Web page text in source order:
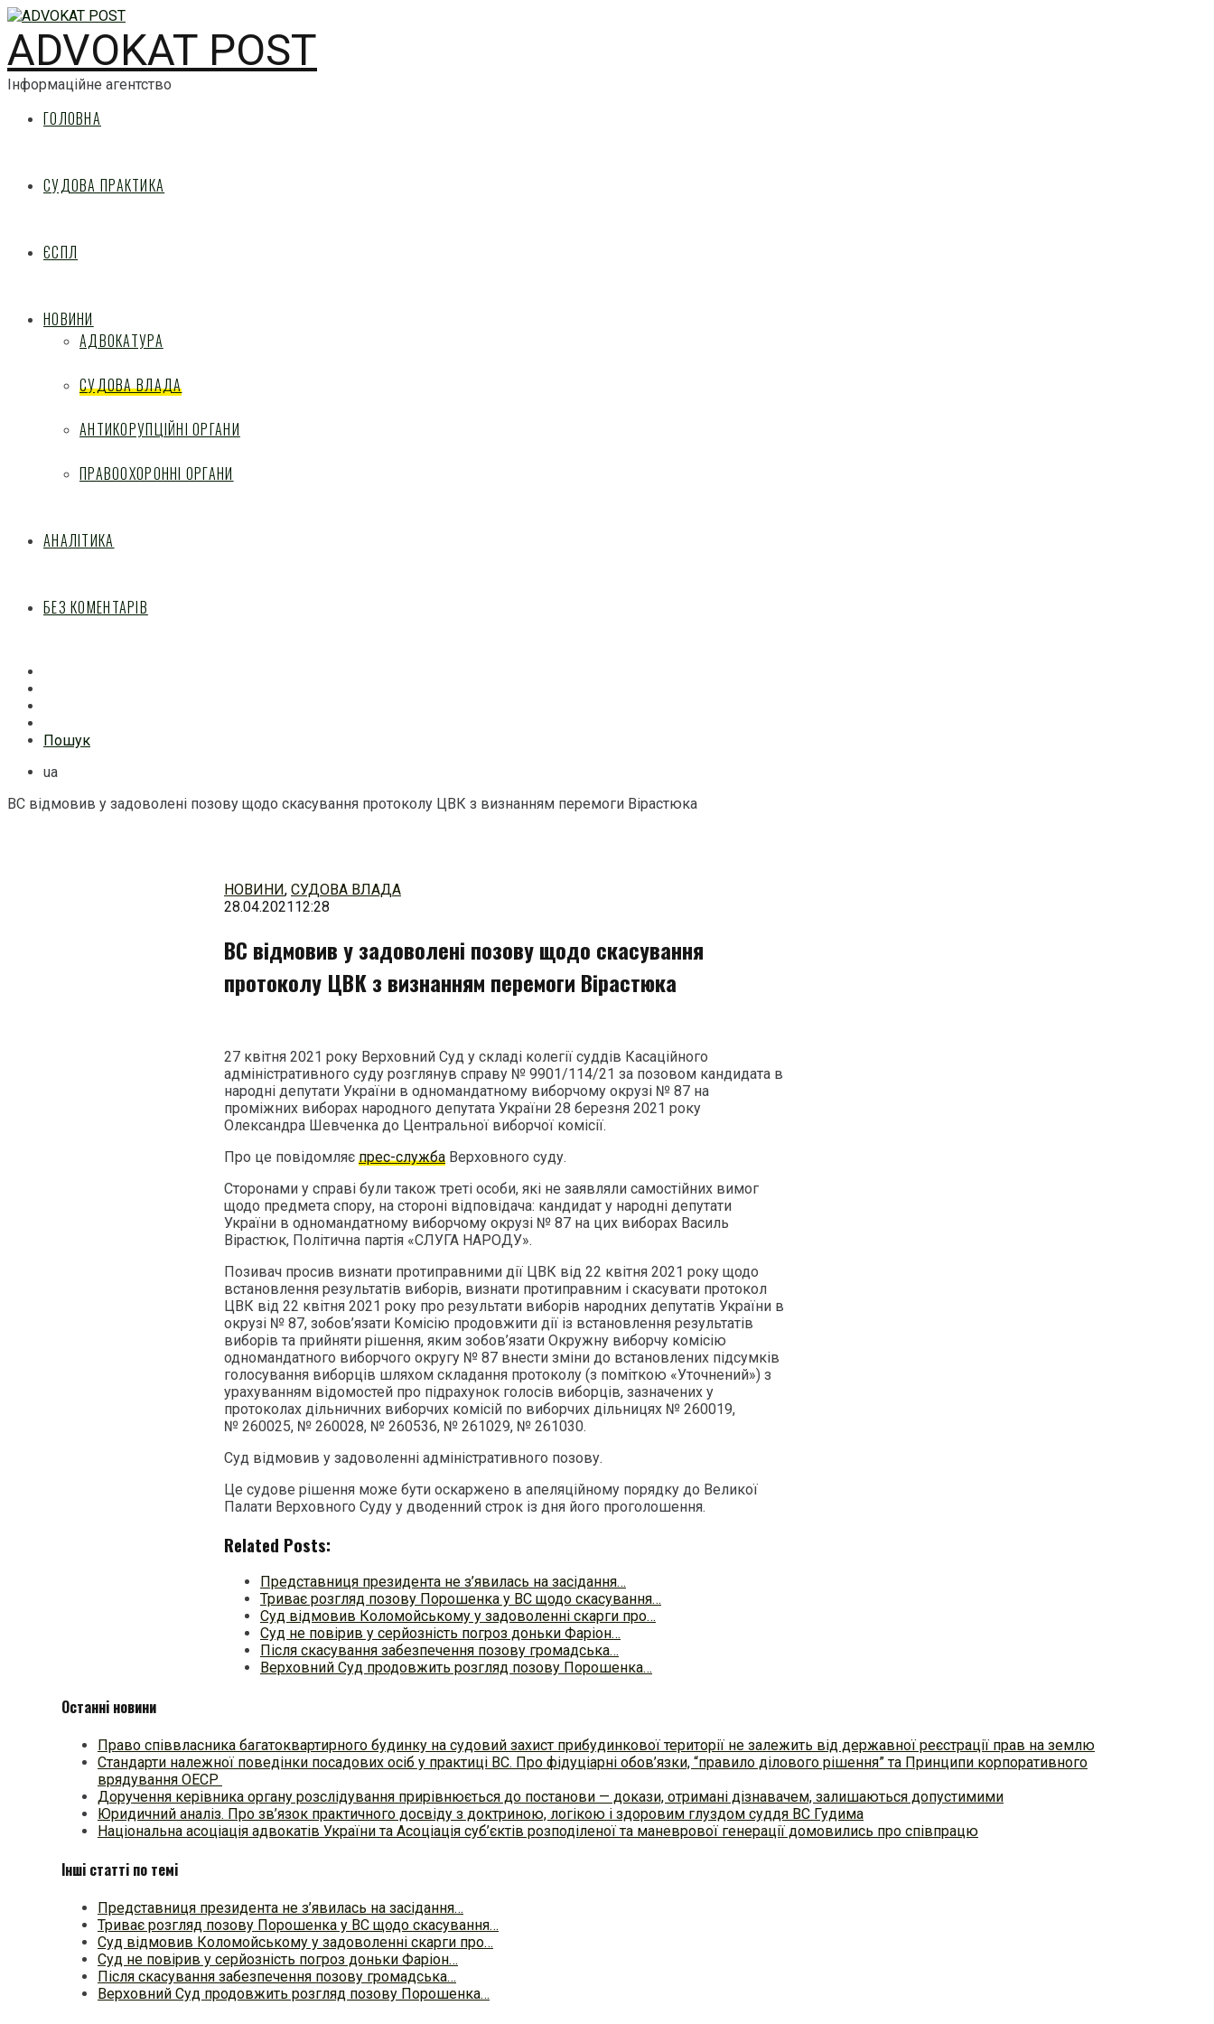
ADVOKAT POST
Інформаційне агентство
ГОЛОВНА
СУДОВА ПРАКТИКА
ЄСПЛ
НОВИНИ
АДВОКАТУРА
СУДОВА ВЛАДА
АНТИКОРУПЦІЙНІ ОРГАНИ
ПРАВООХОРОННІ ОРГАНИ
АНАЛІТИКА
БЕЗ КОМЕНТАРІВ
Пошук
ua
ВС відмовив у задоволені позову щодо скасування протоколу ЦВК з визнанням перемоги Вірастюка
НОВИНИ, СУДОВА ВЛАДА
28.04.202112:28
ВС відмовив у задоволені позову щодо скасування
протоколу ЦВК з визнанням перемоги Вірастюка
27 квітня 2021 року Верховний Суд у складі колегії суддів Касаційного
адміністративного суду розглянув справу № 9901/114/21 за позовом кандидата в
народні депутати України в одномандатному виборчому окрузі № 87 на
проміжних виборах народного депутата України 28 березня 2021 року
Олександра Шевченка до Центральної виборчої комісії.
Про це повідомляє прес-служба Верховного суду.
Сторонами у справі були також треті особи, які не заявляли самостійних вимог
щодо предмета спору, на стороні відповідача: кандидат у народні депутати
України в одномандатному виборчому окрузі № 87 на цих виборах Василь
Вірастюк, Політична партія «СЛУГА НАРОДУ».
Позивач просив визнати протиправними дії ЦВК від 22 квітня 2021 року щодо
встановлення результатів виборів, визнати протиправним і скасувати протокол
ЦВК від 22 квітня 2021 року про результати виборів народних депутатів України в
окрузі № 87, зобов’язати Комісію продовжити дії із встановлення результатів
виборів та прийняти рішення, яким зобов’язати Окружну виборчу комісію
одномандатного виборчого округу № 87 внести зміни до встановлених підсумків
голосування виборців шляхом складання протоколу (з поміткою «Уточнений») з
урахуванням відомостей про підрахунок голосів виборців, зазначених у
протоколах дільничних виборчих комісій по виборчих дільницях № 260019,
№ 260025, № 260028, № 260536, № 261029, № 261030.
Суд відмовив у задоволенні адміністративного позову.
Це судове рішення може бути оскаржено в апеляційному порядку до Великої
Палати Верховного Суду у дводенний строк із дня його проголошення.
Related Posts:
Представниця президента не з’явилась на засідання…
Триває розгляд позову Порошенка у ВС щодо скасування…
Суд відмовив Коломойському у задоволенні скарги про…
Суд не повірив у серйозність погроз доньки Фаріон…
Після скасування забезпечення позову громадська…
Верховний Суд продовжить розгляд позову Порошенка…
Останні новини
Право співвласника багатоквартирного будинку на судовий захист прибудинкової території не залежить від державної реєстрації прав на землю
Стандарти належної поведінки посадових осіб у практиці ВC. Про фідуціарні обов’язки, “правило ділового рішення” та Принципи корпоративного
врядування ОЕСР
Доручення керівника органу розслідування прирівнюється до постанови — докази, отримані дізнавачем, залишаються допустимими
Юридичний аналіз. Про зв’язок практичного досвіду з доктриною, логікою і здоровим глуздом суддя ВС Гудима
Національна асоціація адвокатів України та Асоціація суб’єктів розподіленої та маневрової генерації домовились про співпрацю
Інші статті по темі
Представниця президента не з’явилась на засідання…
Триває розгляд позову Порошенка у ВС щодо скасування…
Суд відмовив Коломойському у задоволенні скарги про…
Суд не повірив у серйозність погроз доньки Фаріон…
Після скасування забезпечення позову громадська…
Верховний Суд продовжить розгляд позову Порошенка…